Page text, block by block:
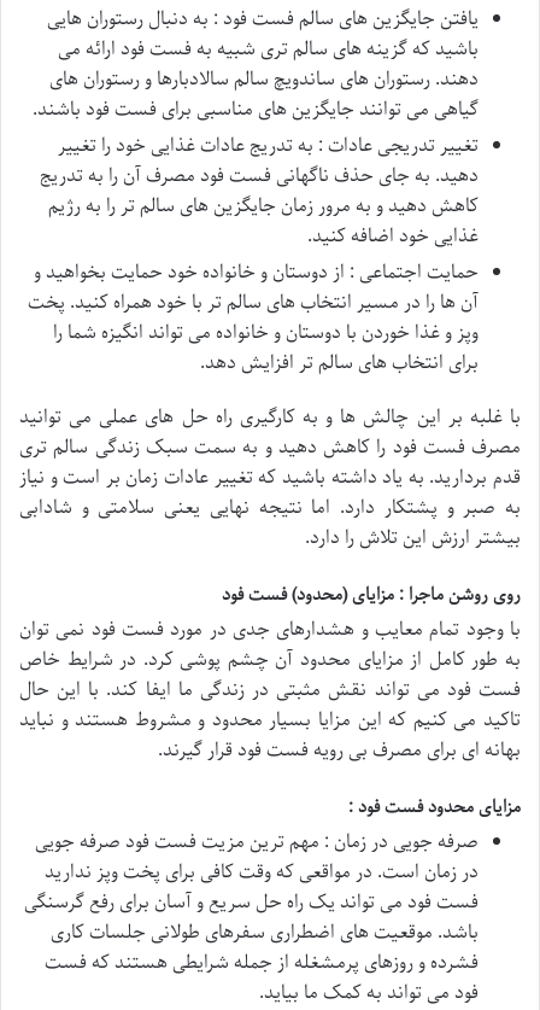
یافتن جایگزین های سالم فست فود : به دنبال رستوران هایی
باشید که گزینه های سالم تری شبیه به فست فود ارائه می
دهند. رستوران های ساندویچ سالم سالادبارها و رستوران های
گیاهی می توانند جایگزین های مناسبی برای فست فود باشند.
تغییر تدریجی عادات : به تدریج عادات غذایی خود را تغییر
دهید. به جای حذف ناگهانی فست فود مصرف آن را به تدریج
کاهش دهید و به مرور زمان جایگزین های سالم تر را به رژیم
غذایی خود اضافه کنید.
حمایت اجتماعی : از دوستان و خانواده خود حمایت بخواهید و
آن ها را در مسیر انتخاب های سالم تر با خود همراه کنید. پخت
وپز و غذا خوردن با دوستان و خانواده می تواند انگیزه شما را
برای انتخاب های سالم تر افزایش دهد.
با غلبه بر این چالش ها و به کارگیری راه حل های عملی می توانید
مصرف فست فود را کاهش دهید و به سمت سبک زندگی سالم تری
قدم بردارید. به یاد داشته باشید که تغییر عادات زمان بر است و نیاز
به صبر و پشتکار دارد. اما نتیجه نهایی یعنی سلامتی و شادابی
بیشتر ارزش این تلاش را دارد.
روی روشن ماجرا : مزایای (محدود) فست فود
با وجود تمام معایب و هشدارهای جدی در مورد فست فود نمی توان
به طور کامل از مزایای محدود آن چشم پوشی کرد. در شرایط خاص
فست فود می تواند نقش مثبتی در زندگی ما ایفا کند. با این حال
تاکید می کنیم که این مزایا بسیار محدود و مشروط هستند و نباید
بهانه ای برای مصرف بی رویه فست فود قرار گیرند.
مزایای محدود فست فود :
صرفه جویی در زمان : مهم ترین مزیت فست فود صرفه جویی
در زمان است. در مواقعی که وقت کافی برای پخت وپز ندارید
فست فود می تواند یک راه حل سریع و آسان برای رفع گرسنگی
باشد. موقعیت های اضطراری سفرهای طولانی جلسات کاری
فشرده و روزهای پرمشغله از جمله شرایطی هستند که فست
فود می تواند به کمک ما بیاید.